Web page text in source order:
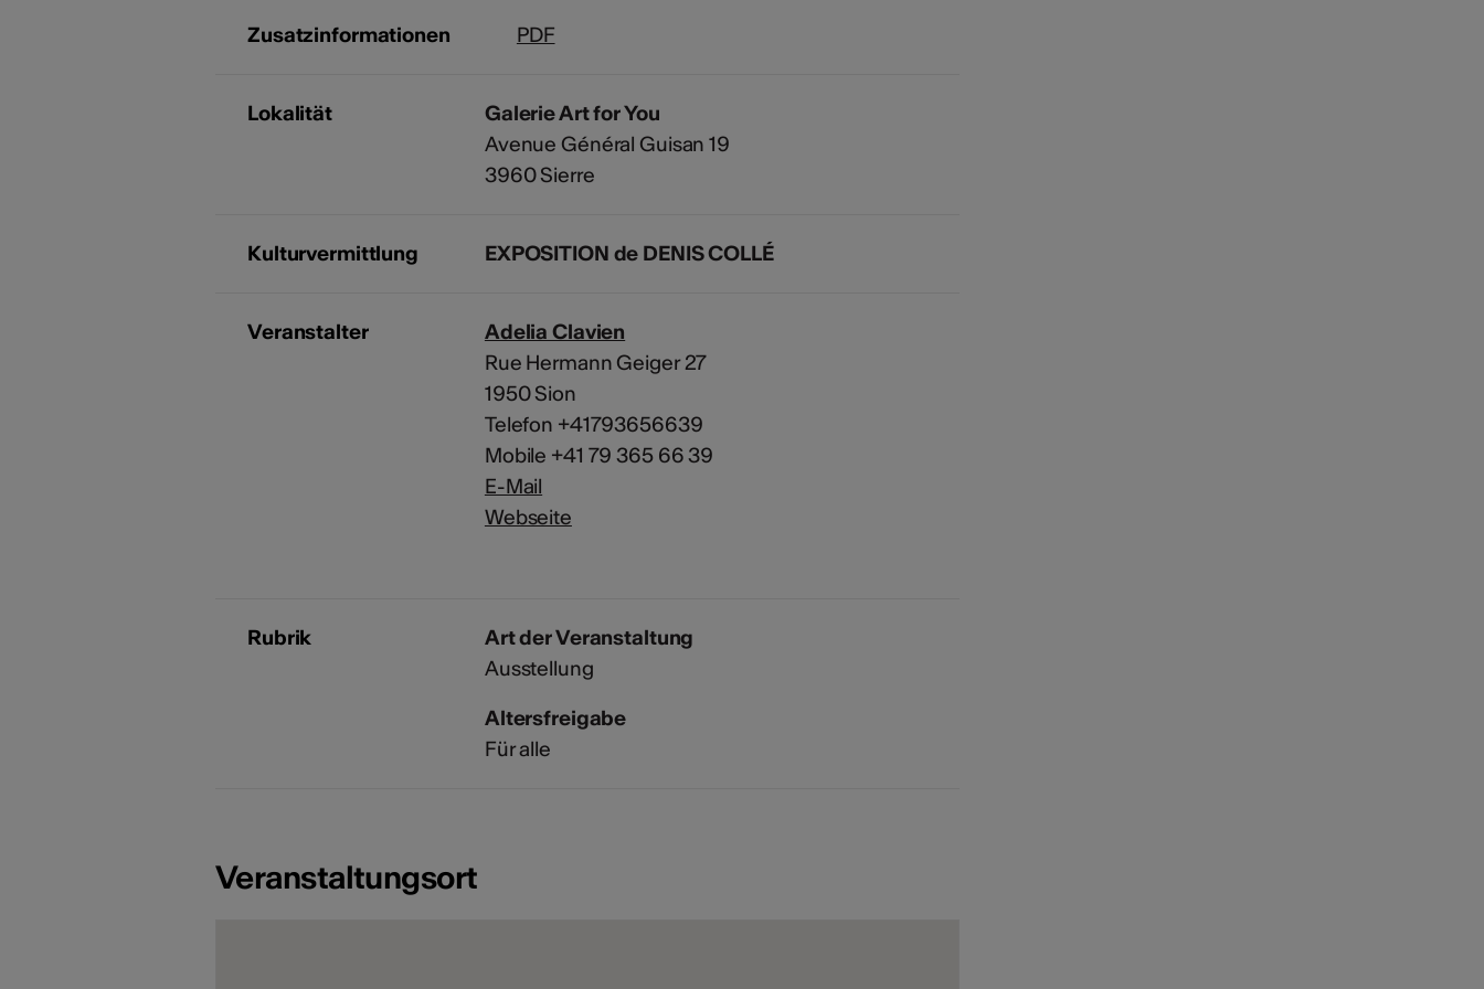
Zusatzinformationen PDF
Lokalität
Galerie Art for You
Avenue Général Guisan 19
3960 Sierre
Kulturvermittlung EXPOSITION de DENIS COLLÉ
Veranstalter
Adelia Clavien
Rue Hermann Geiger 27
1950 Sion
Telefon +41793656639
Mobile +41 79 365 66 39
E-Mail
Webseite
Rubrik
Art der Veranstaltung
Ausstellung
Altersfreigabe
Für alle
Veranstaltungsort